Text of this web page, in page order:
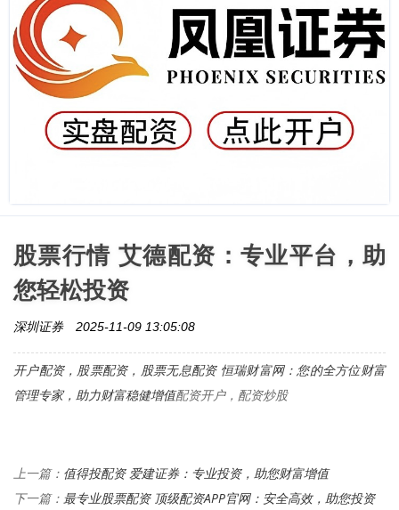
股票行情 艾德配资：专业平台，助
您轻松投资
深圳证券 2025-11-09 13:05:08
开户配资，股票配资， 股票无息配资 恒瑞财富网：您的全方位财富
管理专家，助力财富稳健增值配资开户，配资炒股
上一篇： 值得投配资 爱建证券：专业投资，助您财富增值
下一篇： 最专业股票配资 顶级配资APP官网：安全高效，助您投资